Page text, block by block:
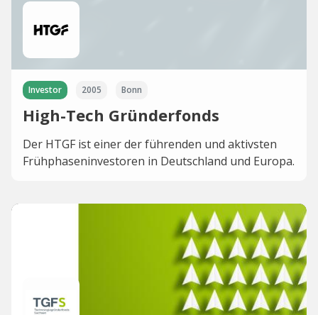
Investor 2005 Bonn
High-Tech Gründerfonds
Der HTGF ist einer der führenden und aktivsten
Frühphaseninvestoren in Deutschland und Europa.